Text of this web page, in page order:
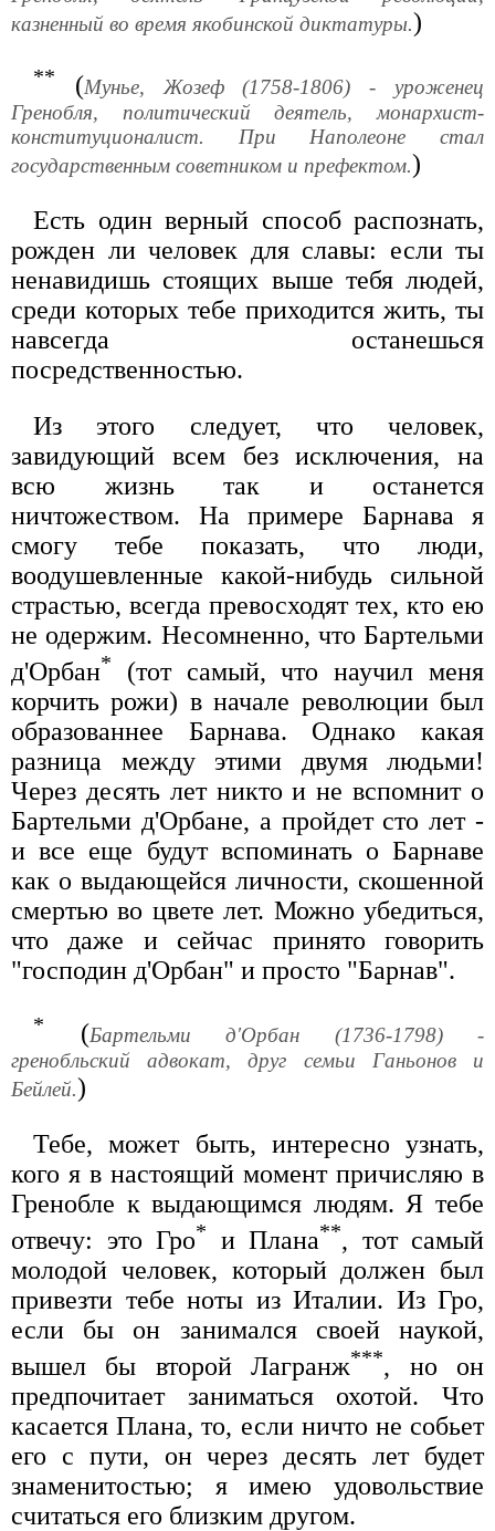
казненный во время якобинской диктатуры.)
** (Мунье, Жозеф (1758-1806) - уроженец
Гренобля, политический деятель, монархист-
конституционалист. При Наполеоне стал
государственным советником и префектом.)
Есть один верный способ распознать,
рожден ли человек для славы: если ты
ненавидишь стоящих выше тебя людей,
среди которых тебе приходится жить, ты
навсегда останешься
посредственностью.
Из этого следует, что человек,
завидующий всем без исключения, на
всю жизнь так и останется
ничтожеством. На примере Барнава я
смогу тебе показать, что люди,
воодушевленные какой-нибудь сильной
страстью, всегда превосходят тех, кто ею
не одержим. Несомненно, что Бартельми
д'Орбан*
(тот самый, что научил меня
корчить рожи) в начале революции был
образованнее Барнава. Однако какая
разница между этими двумя людьми!
Через десять лет никто и не вспомнит о
Бартельми д'Орбане, а пройдет сто лет -
и все еще будут вспоминать о Барнаве
как о выдающейся личности, скошенной
смертью во цвете лет. Можно убедиться,
что даже и сейчас принято говорить
"господин д'Орбан" и просто "Барнав".
* (Бартельми д'Орбан (1736-1798) -
гренобльский адвокат, друг семьи Ганьонов и
Бейлей.)
Тебе, может быть, интересно узнать,
кого я в настоящий момент причисляю в
Гренобле к выдающимся людям. Я тебе
отвечу: это Гро* и Плана**, тот самый
молодой человек, который должен был
привезти тебе ноты из Италии. Из Гро,
если бы он занимался своей наукой,
вышел бы второй Лагранж***, но он
предпочитает заниматься охотой. Что
касается Плана, то, если ничто не собьет
его с пути, он через десять лет будет
знаменитостью; я имею удовольствие
считаться его близким другом.